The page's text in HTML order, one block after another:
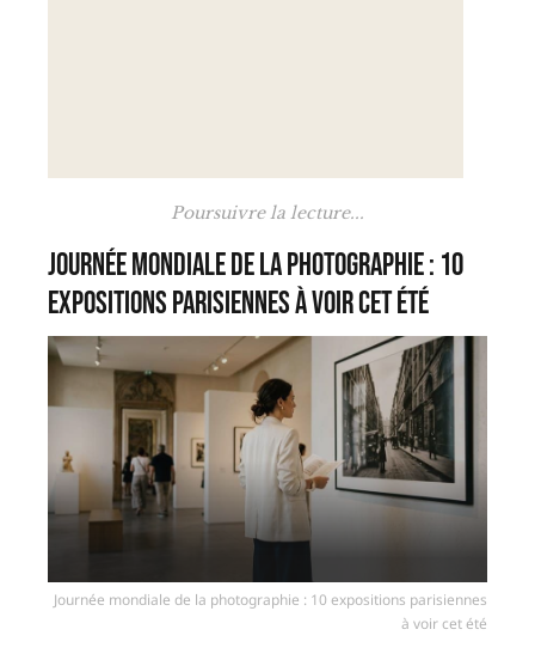
Poursuivre la lecture...
Journée mondiale de la photographie : 10
expositions parisiennes à voir cet été
Journée mondiale de la photographie : 10 expositions parisiennes
à voir cet été